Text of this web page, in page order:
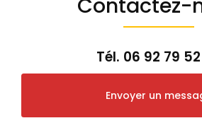
Tél. 06 92 79
Envoyer un